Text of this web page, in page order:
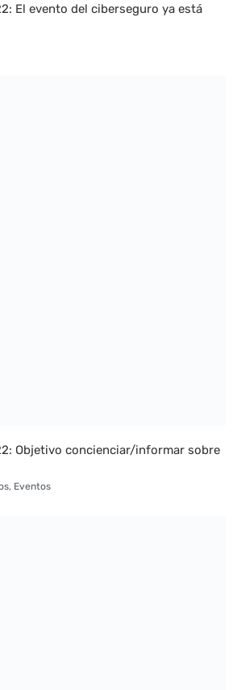
El evento del ciberseguro ya está
Objetivo concienciar/informar sobre
, Eventos